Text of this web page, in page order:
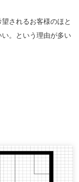
されるお客様のほと
。
という理由が多い